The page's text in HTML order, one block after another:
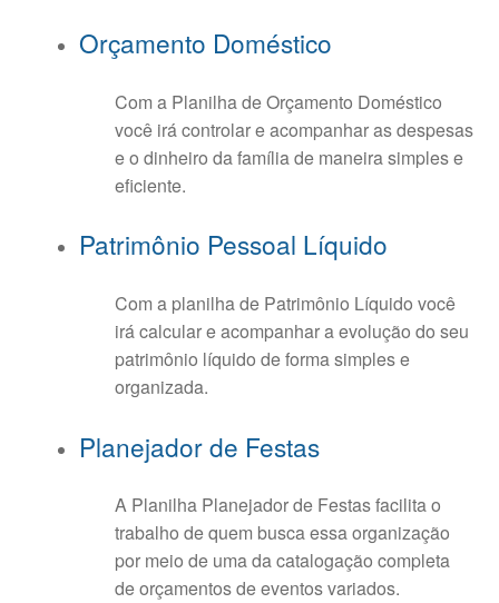
Orçamento Doméstico
Com a Planilha de Orçamento Doméstico
você irá controlar e acompanhar as despesas
e o dinheiro da família de maneira simples e
eficiente.
Patrimônio Pessoal Líquido
Com a planilha de Patrimônio Líquido você
irá calcular e acompanhar a evolução do seu
patrimônio líquido de forma simples e
organizada.
Planejador de Festas
A Planilha Planejador de Festas facilita o
trabalho de quem busca essa organização
por meio de uma da catalogação completa
de orçamentos de eventos variados.